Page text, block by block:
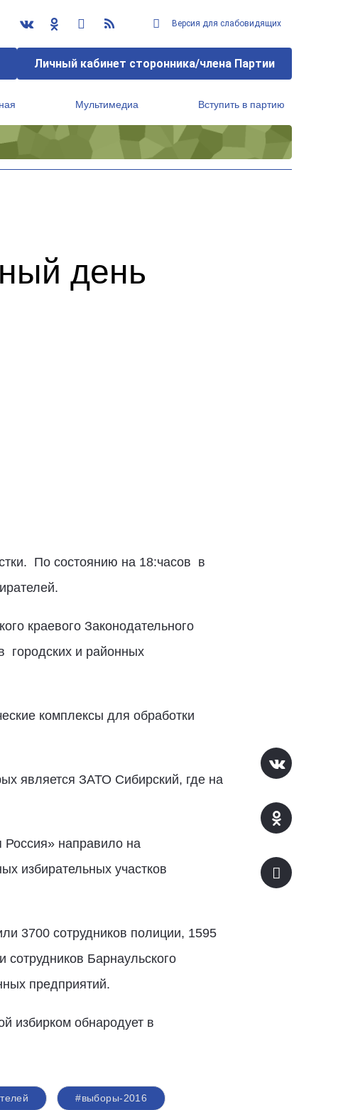
Версия для слабовидящих
Личный кабинет сторонника/члена Партии
Мультимедиа Вступить в партию
день
По состоянию на 18:часов в
краевого Законодательного
городских и районных
комплексы для обработки
является ЗАТО Сибирский, где на
направило на
избирательных участков
3700 сотрудников полиции, 1595
Барнаульского
предприятий.
избирком обнародует в
#выборы-2016